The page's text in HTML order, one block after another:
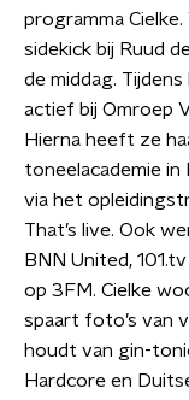
programma
sidekick bij Ruud
de middag.
actief bij Omroep
Hierna heeft ze
toneelacademie
via het
That’s live. Ook
BNN United,
op 3FM. Cielke
spaart foto’s van
houdt van gin-
Hardcore en